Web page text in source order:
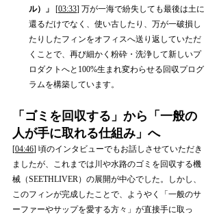
ル）」
[03:33] 万が一海で紛失しても最後は土に
還るだけでなく、使い古したり、万が一破損し
たりしたフィンをオフィスへ送り返していただ
くことで、再び細かく粉砕・洗浄して新しいプ
ロダクトへと100%生まれ変わらせる回収プログ
ラムを構築しています。
「ゴミを回収する」から「一般の
人が手に取れる仕組み」へ
[04:46] 頃のインタビューでもお話しさせていただき
ましたが、これまでは川や水路のゴミを回収する機
械（SEETHLIVER）の展開が中心でした。しかし、
このフィンが完成したことで、ようやく「一般のサ
ーファーやサップを愛する方々」が直接手に取っ